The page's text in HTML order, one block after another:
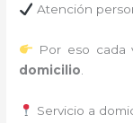
Atención
Por eso cada
domicilio
Servicio a